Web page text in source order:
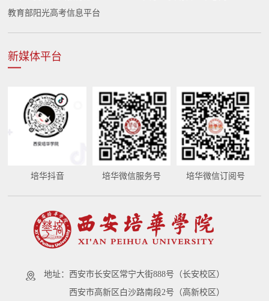
教育部阳光高考信息平台
新媒体平台
培华抖音 培华微信服务号 培华微信订阅号
地址： 西安市长安区常宁大街888号（长安校区）
西安市高新区白沙路南段2号（高新校区）